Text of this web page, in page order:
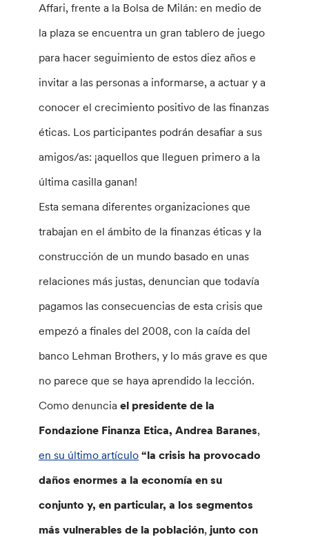
Affari, frente a la Bolsa de Milán: en medio de
la plaza se encuentra un gran tablero de juego
para hacer seguimiento de estos diez años e
invitar a las personas a informarse, a actuar y a
conocer el crecimiento positivo de las finanzas
éticas. Los participantes podrán desafiar a sus
amigos/as: ¡aquellos que lleguen primero a la
última casilla ganan!
Esta semana diferentes organizaciones que
trabajan en el ámbito de la finanzas éticas y la
construcción de un mundo basado en unas
relaciones más justas, denuncian que todavía
pagamos las consecuencias de esta crisis que
empezó a finales del 2008, con la caída del
banco Lehman Brothers, y lo más grave es que
no parece que se haya aprendido la lección.
Como denunciael presidente de la
Fondazione Finanza Etica, Andrea Baranes,
en su último artículo “la crisis ha provocado
daños enormes a la economía en su
conjunto y, en particular, a los segmentos
más vulnerables de la población,junto con